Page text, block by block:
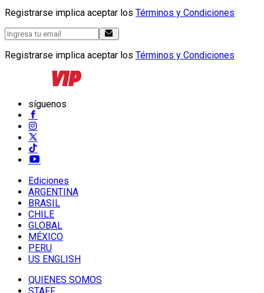
Registrarse implica aceptar los Términos y Condiciones
Registrarse implica aceptar los Términos y Condiciones
síguenos
Ediciones
ARGENTINA
BRASIL
CHILE
GLOBAL
MÉXICO
PERU
US ENGLISH
QUIENES SOMOS